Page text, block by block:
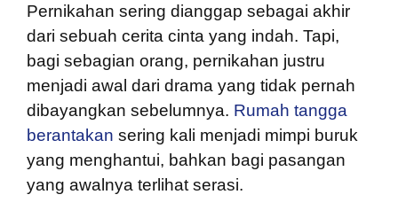
Pernikahan sering dianggap sebagai akhir
dari sebuah cerita cinta yang indah. Tapi,
bagi sebagian orang, pernikahan justru
menjadi awal dari drama yang tidak pernah
dibayangkan sebelumnya. Rumah tangga
berantakan sering kali menjadi mimpi buruk
yang menghantui, bahkan bagi pasangan
yang awalnya terlihat serasi.